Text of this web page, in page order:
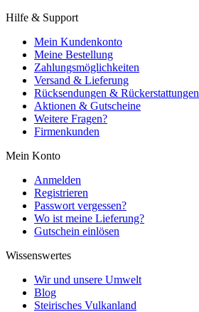
Hilfe & Support
Mein Kundenkonto
Meine Bestellung
Zahlungsmöglichkeiten
Versand & Lieferung
Rücksendungen & Rückerstattungen
Aktionen & Gutscheine
Weitere Fragen?
Firmenkunden
Mein Konto
Anmelden
Registrieren
Passwort vergessen?
Wo ist meine Lieferung?
Gutschein einlösen
Wissenswertes
Wir und unsere Umwelt
Blog
Steirisches Vulkanland